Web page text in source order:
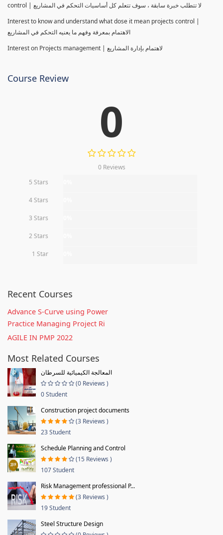
control | لا تتطلب خبرة سابقة ، سوف تتعلم كل أساسيات التحكم في المشاريع
Interest to know and understand what dose it mean projects control |
الاهتمام بمعرفة وفهم ما يعنيه التحكم في المشاريع
Interest on Projects management | لاهتمام بإدارة المشاريع
Course Review
0
0 Reviews
5 Stars
4 Stars
3 Stars
2 Stars
1 Star
Recent Courses
Advance S-Curve using Power
Practice Managing Project Ri
AGILE IN PMP 2022
Most Related Courses
المعالجة الكيميائية للسرطان
(0 Reviews )
0 Student
Construction project documents
(3 Reviews )
23 Student
Schedule Planning and Control
(15 Reviews )
107 Student
Risk Management professional P...
(3 Reviews )
19 Student
Steel Structure Design